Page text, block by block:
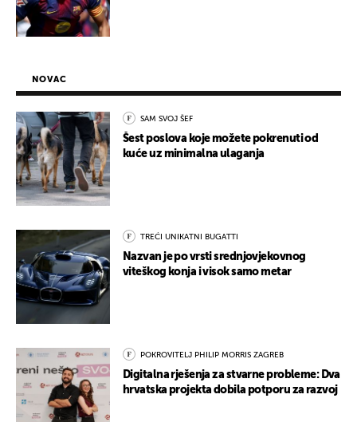
NOVAC
SAM SVOJ ŠEF
Šest poslova koje možete pokrenuti od
kuće uz minimalna ulaganja
TREĆI UNIKATNI BUGATTI
Nazvan je po vrsti srednjovjekovnog
viteškog konja i visok samo metar
POKROVITELJ PHILIP MORRIS ZAGREB
Digitalna rješenja za stvarne probleme: Dva
hrvatska projekta dobila potporu za razvoj